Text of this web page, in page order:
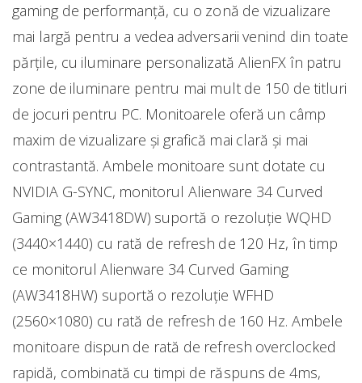
gaming de performanţă, cu o zonă de vizualizare
mai largă pentru a vedea adversarii venind din toate
părţile, cu iluminare personalizată AlienFX în patru
zone de iluminare pentru mai mult de 150 de titluri
de jocuri pentru PC. Monitoarele oferă un câmp
maxim de vizualizare şi grafică mai clară şi mai
contrastantă. Ambele monitoare sunt dotate cu
NVIDIA G-SYNC, monitorul Alienware 34 Curved
Gaming (AW3418DW) suportă o rezoluţie WQHD
(3440×1440) cu rată de refresh de 120 Hz, în timp
ce monitorul Alienware 34 Curved Gaming
(AW3418HW) suportă o rezoluţie WFHD
(2560×1080) cu rată de refresh de 160 Hz. Ambele
monitoare dispun de rată de refresh overclocked
rapidă, combinată cu timpi de răspuns de 4ms,